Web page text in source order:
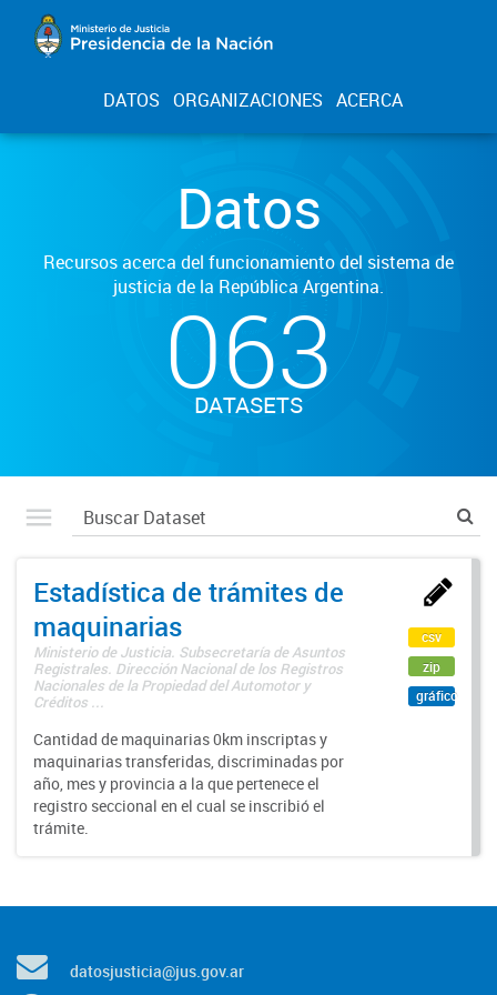
DATOS ORGANIZACIONES ACERCA
Datos
Recursos acerca del funcionamiento del sistema de
justicia de la República Argentina.
063
DATASETS
Estadística de trámites de
maquinarias
Ministerio de Justicia. Subsecretaría de Asuntos
Registrales. Dirección Nacional de los Registros
Nacionales de la Propiedad del Automotor y
Créditos ...
Cantidad de maquinarias 0km inscriptas y
maquinarias transferidas, discriminadas por
año, mes y provincia a la que pertenece el
registro seccional en el cual se inscribió el
trámite.
csv
zip
gráfico
datosjusticia@jus.gov.ar